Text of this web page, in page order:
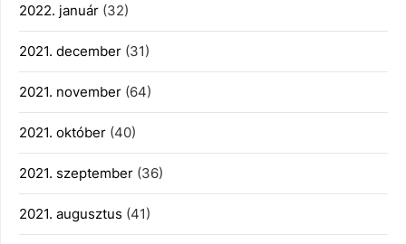
2022. január (32)
2021. december (31)
2021. november (64)
2021. október (40)
2021. szeptember (36)
2021. augusztus (41)